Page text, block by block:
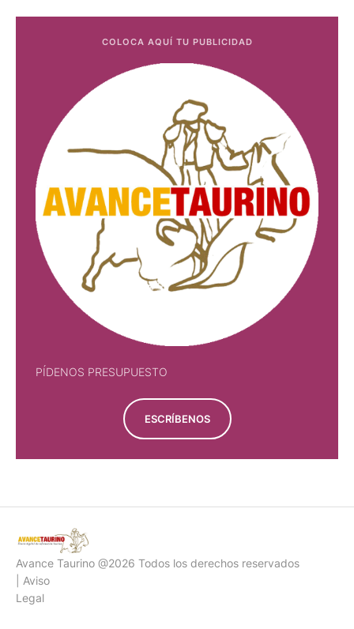
COLOCA AQUÍ TU PUBLICIDAD
PÍDENOS PRESUPUESTO
ESCRÍBENOS
Avance Taurino @2026 Todos los derechos reservados
| Aviso
Legal